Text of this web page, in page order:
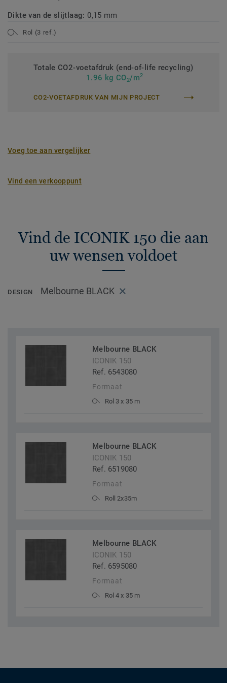
Dikte van de slijtlaag: 0,15 mm
Rol (3 ref.)
Totale CO2-voetafdruk (end-of-life recycling)
1.96 kg CO2/m2
CO2-VOETAFDRUK VAN MIJN PROJECT
Voeg toe aan vergelijker
Vind een verkooppunt
Vind de ICONIK 150 die aan
uw wensen voldoet
DESIGN Melbourne BLACK
Melbourne BLACK
ICONIK 150
Ref. 6543080
Formaat
Rol 3 x 35 m
Melbourne BLACK
ICONIK 150
Ref. 6519080
Formaat
Roll 2x35m
Melbourne BLACK
ICONIK 150
Ref. 6595080
Formaat
Rol 4 x 35 m